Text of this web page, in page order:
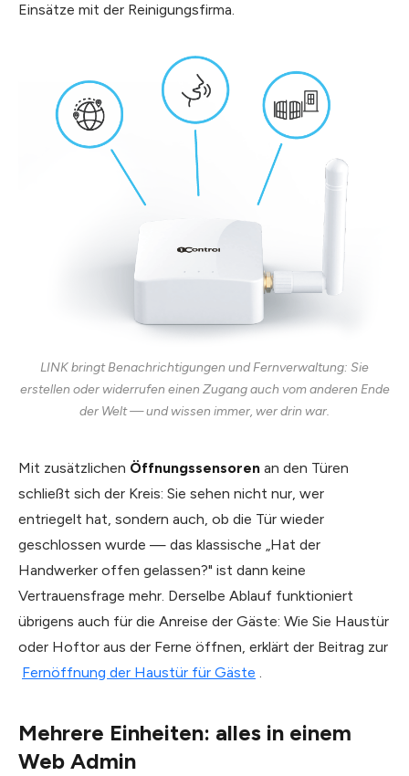
Einsätze mit der Reinigungsfirma.
LINK bringt Benachrichtigungen und Fernverwaltung: Sie
erstellen oder widerrufen einen Zugang auch vom anderen Ende
der Welt — und wissen immer, wer drin war.
Mit zusätzlichen Öffnungssensoren an den Türen
schließt sich der Kreis: Sie sehen nicht nur, wer
entriegelt hat, sondern auch, ob die Tür wieder
geschlossen wurde — das klassische „Hat der
Handwerker offen gelassen?" ist dann keine
Vertrauensfrage mehr. Derselbe Ablauf funktioniert
übrigens auch für die Anreise der Gäste: Wie Sie Haustür
oder Hoftor aus der Ferne öffnen, erklärt der Beitrag zur
Fernöffnung der Haustür für Gäste .
Mehrere Einheiten: alles in einem
Web Admin